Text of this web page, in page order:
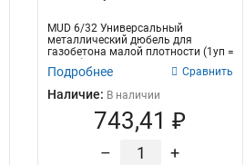
MUD 6/32 Универсальный
металлический дюбель для
газобетона малой плотности (1уп =
100шт) Экопла...
Подробнее Сравнить
Наличие: В наличии
743,41 ₽
– +